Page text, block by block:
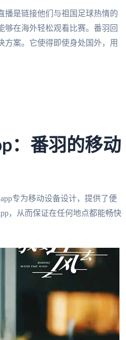
播是链接他们与祖国足球热情的
够在海外轻松观看比赛。番羽回
方案。它使得即使身处国外，用
：番羽的移动
专为移动设备设计，提供了便
，从而保证在任何地点都能畅快